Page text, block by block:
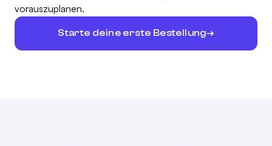
vorauszuplanen.
Starte deine erste Bestellung